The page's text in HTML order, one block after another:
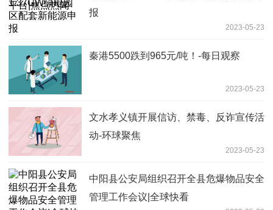
报
2023-05-23
秦港5500跌到965元/吨！-每日观察
2023-05-23
文水孝义镇开展信访、禁毒、反诈宣传活
动-环球聚焦
2023-05-23
中阳县公安局组织召开全县危爆物品安全
管理工作会议|全球快看